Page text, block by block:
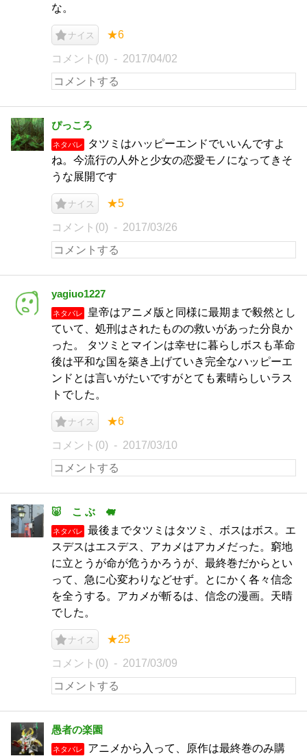
な。
ナイス ★6
コメント(0) 2017/04/02
ぴっころ
ネタバレ
タツミはハッピーエンドでいいんですよ
ね。今流行の人外と少女の恋愛モノになってきそ
うな展開です
ナイス ★5
コメント(0) 2017/03/26
yagiuo1227
ネタバレ
皇帝はアニメ版と同様に最期まで毅然とし
ていて、処刑はされたものの救いがあった分良か
った。 タツミとマインは幸せに暮らしボスも革命
後は平和な国を築き上げていき完全なハッピーエ
ンドとは言いがたいですがとても素晴らしいラス
トでした。
ナイス ★6
コメント(0) 2017/03/10
🐷 こ ぶ 🐖
ネタバレ
最後までタツミはタツミ、ボスはボス。エ
スデスはエスデス、アカメはアカメだった。窮地
に立とうが命が危うかろうが、最終巻だからとい
って、急に心変わりなどせず。とにかく各々信念
を全うする。アカメが斬るは、信念の漫画。天晴
でした。
ナイス ★25
コメント(0) 2017/03/09
愚者の楽園
ネタバレ アニメから入って、原作は最終巻のみ購